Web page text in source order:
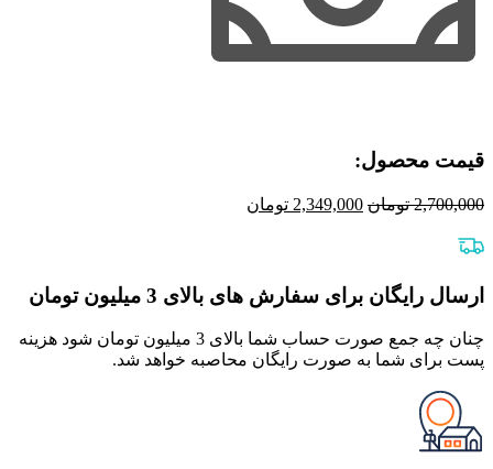
قیمت محصول:​
2,700,000 تومان قیمت
2,349,000 تومان
ارسال رایگان برای سفارش های بالای 3 میلیون تومان
چنان چه جمع صورت حساب شما بالای 3 میلیون تومان شود هزینه
پست برای شما به صورت رایگان محاصبه خواهد شد.